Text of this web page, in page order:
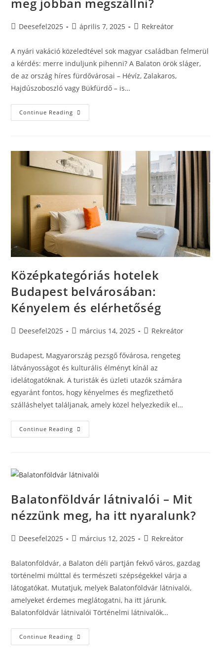
meg jobban megszállni?
PostDeesefel2025
Postáprilis 7, 2025
PostRekreátor
A nyári vakáció közeledtével sok magyar családban felmerül
a kérdés: merre induljunk pihenni? A Balaton örök sláger,
de az ország híres fürdővárosai – Hévíz, Zalakaros,
Hajdúszoboszló vagy Bükfürdő – is…
Continue Reading Tópart
Vs.
Meg
Jobban
Megszállni?
Középkategóriás hotelek
Budapest belvárosában:
Kényelem és elérhetőség
PostDeesefel2025
Postmárcius 14, 2025
PostRekreátor
Budapest, Magyarország pezsgő fővárosa, rengeteg
látványosságot és kulturális élményt kínál az
idelátogatóknak. A turisták és üzleti utazók számára
egyaránt fontos, hogy kényelmes és megfizethető
szálláshelyet találjanak, amely közel helyezkedik el…
Continue Reading Középkategóriás
Hotelek
Elérhetőség
Balatonföldvár látnivalói – Mit
nézzünk meg, ha itt nyaralunk?
PostDeesefel2025
Postmárcius 12, 2025
PostRekreátor
Balatonföldvár, a Balaton déli partján fekvő város, gazdag
történelmi múlttal és természeti szépségekkel várja a
látogatókat. Mutatjuk, melyek Balatonföldvár látnivalói,
amelyeket érdemes meglátogatni, ha itt járunk.
Balatonföldvár látnivalói Történelmi látnivalók…
Continue Reading Balatonföldvár
Látnivalói